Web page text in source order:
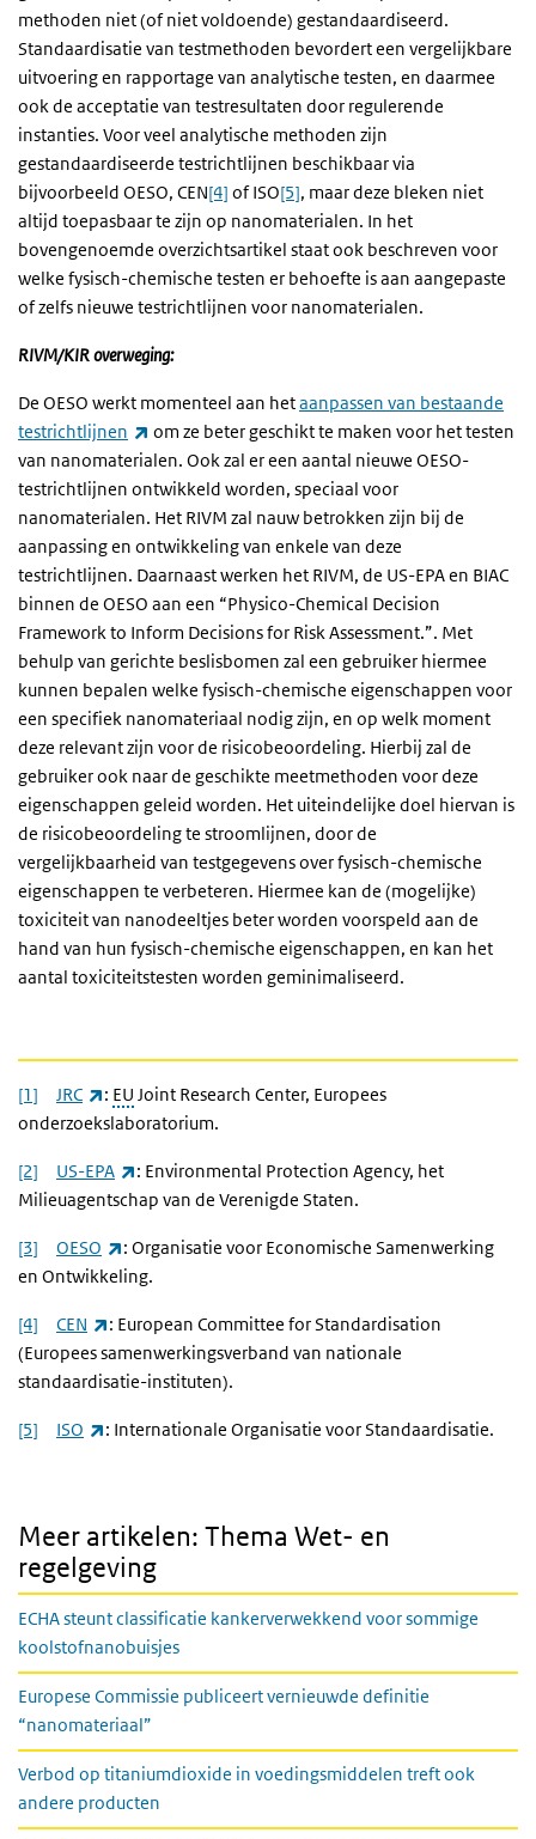
methoden niet (of niet voldoende) gestandaardiseerd.
Standaardisatie van testmethoden bevordert een vergelijkbare
uitvoering en rapportage van analytische testen, en daarmee
ook de acceptatie van testresultaten door regulerende
instanties. Voor veel analytische methoden zijn
gestandaardiseerde testrichtlijnen beschikbaar via
bijvoorbeeld OESO, CEN[4] of ISO[5], maar deze bleken niet
altijd toepasbaar te zijn op nanomaterialen. In het
bovengenoemde overzichtsartikel staat ook beschreven voor
welke fysisch-chemische testen er behoefte is aan aangepaste
of zelfs nieuwe testrichtlijnen voor nanomaterialen.
RIVM/KIR overweging:
De OESO werkt momenteel aan hetaanpassen van bestaande
testrichtlijnen
(externe link)
om ze beter geschikt te maken voor het testen
van nanomaterialen. Ook zal er een aantal nieuwe OESO-
testrichtlijnen ontwikkeld worden, speciaal voor
nanomaterialen. Het RIVM zal nauw betrokken zijn bij de
aanpassing en ontwikkeling van enkele van deze
testrichtlijnen. Daarnaast werken het RIVM, de US-EPA en BIAC
binnen de OESO aan een “Physico-Chemical Decision
Framework to Inform Decisions for Risk Assessment.”. Met
behulp van gerichte beslisbomen zal een gebruiker hiermee
kunnen bepalen welke fysisch-chemische eigenschappen voor
een specifiek nanomateriaal nodig zijn, en op welk moment
deze relevant zijn voor de risicobeoordeling. Hierbij zal de
gebruiker ook naar de geschikte meetmethoden voor deze
eigenschappen geleid worden. Het uiteindelijke doel hiervan is
de risicobeoordeling te stroomlijnen, door de
vergelijkbaarheid van testgegevens over fysisch-chemische
eigenschappen te verbeteren. Hiermee kan de (mogelijke)
toxiciteit van nanodeeltjes beter worden voorspeld aan de
hand van hun fysisch-chemische eigenschappen, en kan het
aantal toxiciteitstesten worden geminimaliseerd.
[1] JRC (externe link)
: EU Joint Research Center, Europees
onderzoekslaboratorium.
[2] US-EPA (externe link)
: Environmental Protection Agency, het
Milieuagentschap van de Verenigde Staten.
[3] OESO (externe link)
: Organisatie voor Economische Samenwerking
en Ontwikkeling.
[4] CEN (externe link)
: European Committee for Standardisation
(Europees samenwerkingsverband van nationale
standaardisatie-instituten).
[5] ISO (externe link)
: Internationale Organisatie voor Standaardisatie.
Meer artikelen: Thema Wet- en
regelgeving
ECHA steunt classificatie kankerverwekkend voor sommige
koolstofnanobuisjes
Europese Commissie publiceert vernieuwde definitie
“nanomateriaal”
Verbod op titaniumdioxide in voedingsmiddelen treft ook
andere producten